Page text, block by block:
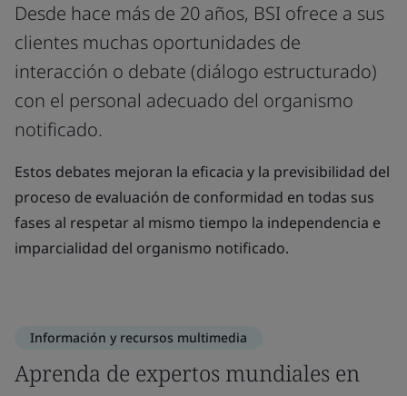
Desde hace más de 20 años, BSI ofrece a sus
clientes muchas oportunidades de
interacción o debate (diálogo estructurado)
con el personal adecuado del organismo
notificado.
Estos debates mejoran la eficacia y la previsibilidad del
proceso de evaluación de conformidad en todas sus
fases al respetar al mismo tiempo la independencia e
imparcialidad del organismo notificado.
Información y recursos multimedia
Aprenda de expertos mundiales en